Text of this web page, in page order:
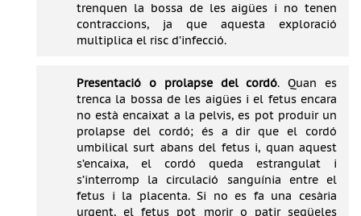
trenquen la bossa de les aigües i no tenen
contraccions, ja que aquesta exploració
multiplica el risc d’infecció.
Presentació o prolapse del cordó. Quan es
trenca la bossa de les aigües i el fetus encara
no està encaixat a la pelvis, es pot produir un
prolapse del cordó; és a dir que el cordó
umbilical surt abans del fetus i, quan aquest
s’encaixa, el cordó queda estrangulat i
s’interromp la circulació sanguínia entre el
fetus i la placenta. Si no es fa una cesària
urgent, el fetus pot morir o patir seqüeles